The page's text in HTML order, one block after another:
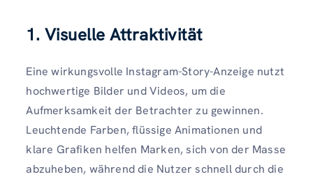
1. Visuelle Attraktivität
Eine wirkungsvolle Instagram-Story-Anzeige nutzt
hochwertige Bilder und Videos, um die
Aufmerksamkeit der Betrachter zu gewinnen.
Leuchtende Farben, flüssige Animationen und
klare Grafiken helfen Marken, sich von der Masse
abzuheben, während die Nutzer schnell durch die